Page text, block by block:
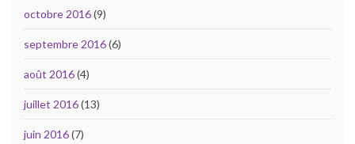
octobre 2016(9)
septembre 2016(6)
août 2016(4)
juillet 2016(13)
juin 2016(7)